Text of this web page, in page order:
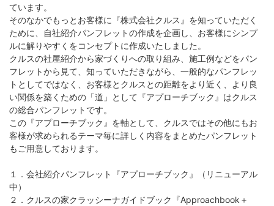
ています。
そのなかでもっとお客様に『株式会社クルス』を知っていただく
ために、自社紹介パンフレットの作成を企画し、お客様にシンプ
ルに解りやすくをコンセプトに作成いたしました。
クルスの社屋紹介から家づくりへの取り組み、施工例などをパン
フレットから見て、知っていただきながら、一般的なパンフレッ
トとしてではなく、お客様とクルスとの距離をより近く、より良
い関係を築くための「道」として『アプローチブック』はクルス
の総合パンフレットです。
この『アプローチブック』を軸として、クルスではその他にもお
客様が求められるテーマ毎に詳しく内容をまとめたパンフレット
もご用意しております。
１．会社紹介パンフレット『アプローチブック』（リニューアル
中）
２．クルスの家クラッシーナガイドブック『Approachbook＋